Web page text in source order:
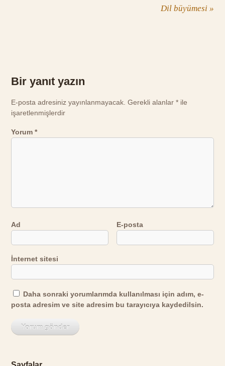
Dil büyümesi »
Bir yanıt yazın
E-posta adresiniz yayınlanmayacak. Gerekli alanlar* ile
işaretlenmişlerdir
Yorum*
Ad E-posta
İnternet sitesi
Daha sonraki yorumlarımda kullanılması için adım, e-
posta adresim ve site adresim bu tarayıcıya kaydedilsin.